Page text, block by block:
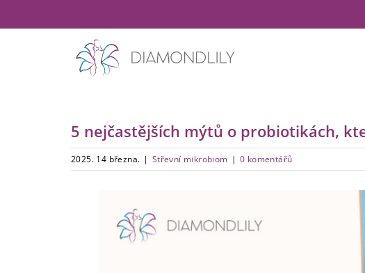
5 nejčastějších mýtů o probiotikách,
2025. 14 března. | Střevní mikrobiom | 0 komentářů